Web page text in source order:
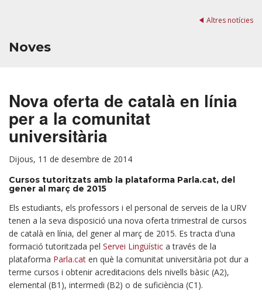
Altres notícies
Noves
Nova oferta de català en línia
per a la comunitat
universitària
Dijous, 11 de desembre de 2014
Cursos tutoritzats amb la plataforma Parla.cat, del
gener al març de 2015
Els estudiants, els professors i el personal de serveis de la URV
tenen a la seva disposició una nova oferta trimestral de cursos
de català en línia, del gener al març de 2015. Es tracta d'una
formació tutoritzada pel Servei Lingüístic a través de la
plataforma Parla.cat en què la comunitat universitària pot dur a
terme cursos i obtenir acreditacions dels nivells bàsic (A2),
elemental (B1), intermedi (B2) o de suficiència (C1).